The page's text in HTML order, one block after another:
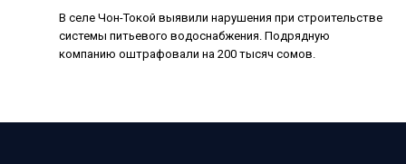
В селе Чон-Токой выявили нарушения при строительстве
системы питьевого водоснабжения. Подрядную
компанию оштрафовали на 200 тысяч сомов.